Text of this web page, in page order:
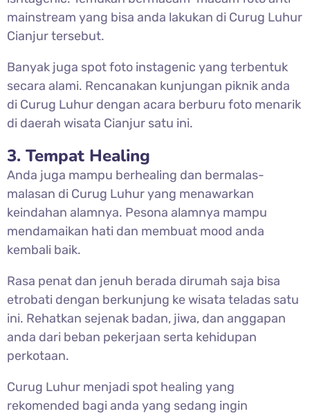
mainstream yang bisa anda lakukan di Curug Luhur
Cianjur tersebut.
Banyak juga spot foto instagenic yang terbentuk
secara alami. Rencanakan kunjungan piknik anda
di Curug Luhur dengan acara berburu foto menarik
di daerah wisata Cianjur satu ini.
3. Tempat Healing
Anda juga mampu berhealing dan bermalas-
malasan di Curug Luhur yang menawarkan
keindahan alamnya. Pesona alamnya mampu
mendamaikan hati dan membuat mood anda
kembali baik.
Rasa penat dan jenuh berada dirumah saja bisa
etrobati dengan berkunjung ke wisata teladas satu
ini. Rehatkan sejenak badan, jiwa, dan anggapan
anda dari beban pekerjaan serta kehidupan
perkotaan.
Curug Luhur menjadi spot healing yang
rekomended bagi anda yang sedang ingin